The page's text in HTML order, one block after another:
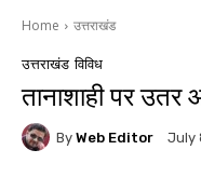
Home उत्तराखंड
उत्तराखंड विविध
तानाशाही पर
By Web Editor July